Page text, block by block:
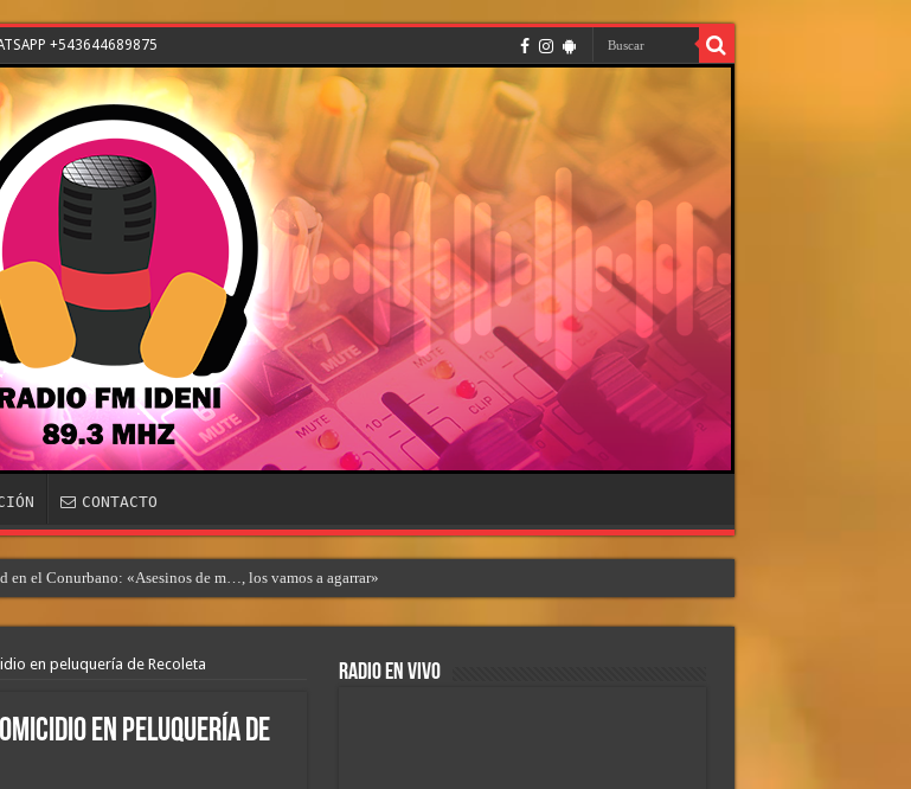
+543644689875
CONTACTO
el Conurbano: «Asesinos de m…, los vamos a agarrar»
en peluquería de Recoleta
en peluquería de
RADIO EN VIVO